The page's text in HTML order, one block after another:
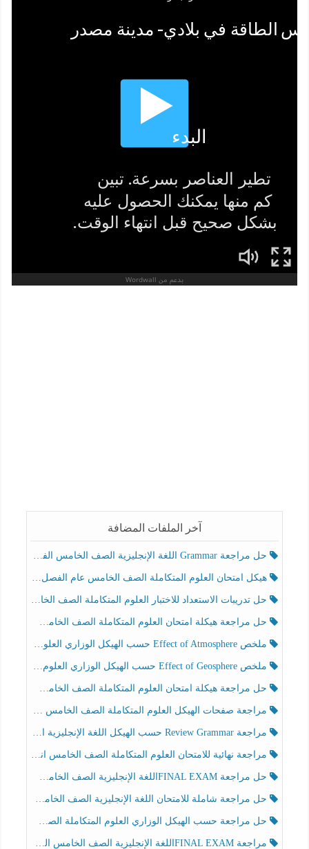
آخر الملفات المضافة
حل مراجعة Grammar اللغة الإنجليزية الصف الخامس الفصل الثالث
هيكل امتحان العلوم المتكاملة الصف الخامس عام الفصل الدراسي الثالث 2025-2026
حل تدريبات الاستعداد للاختبار العلوم المتكاملة الصف الخامس عام الفصل الثالث
حل مراجعة هيكلة امتحان العلوم المتكاملة الصف الخامس انسبير الفصل الثالث
ملخص Effect of Atmosphere حسب الهيكل الوزاري العلوم المتكاملة الصف الخامس انسبير الفصل الثالث
ملخص Effect of Geosphere حسب الهيكل الوزاري العلوم المتكاملة الصف الخامس انسبير الفصل الثالث
حل مراجعة هيكلة امتحان العلوم المتكاملة الصف الخامس عام الفصل الثالث
مراجعة صفحات الهيكل العلوم المتكاملة الصف الخامس انسبير الفصل الثالث
مراجعة Review Grammar حسب الهيكل اللغة الإنجليزية الصف الخامس الفصل الثالث
مراجعة نهائية للامتحان العلوم المتكاملة الصف الخامس انسبير الفصل الثالث
حل مراجعة FINAL EXAMاللغة الإنجليزية الصف الخامس الفصل الثالث
حل مراجعة شاملة للامتحان اللغة الإنجليزية الصف الخامس الفصل الثالث
حل مراجعة حسب الهيكل الوزاري العلوم المتكاملة الصف الخامس عام الفصل الثالث
مراجعة FINAL EXAMاللغة الإنجليزية الصف الخامس الفصل الثالث